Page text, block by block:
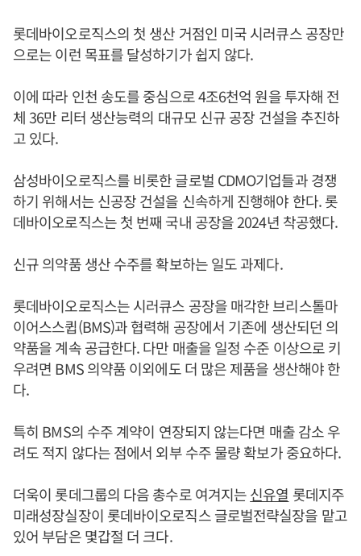
롯데바이오로직스의 첫 생산 거점인 미국 시러큐스 공장만
으로는 이런 목표를 달성하기가 쉽지 않다.
이에 따라 인천 송도를 중심으로 4조6천억 원을 투자해 전
체 36만 리터 생산능력의 대규모 신규 공장 건설을 추진하
고 있다.
삼성바이오로직스를 비롯한 글로벌 CDMO기업들과 경쟁
하기 위해서는 신공장 건설을 신속하게 진행해야 한다. 롯
데바이오로직스는 첫 번째 국내 공장을 2024년 착공했다.
신규 의약품 생산 수주를 확보하는 일도 과제다.
롯데바이오로직스는 시러큐스 공장을 매각한 브리스톨마
이어스스큅(BMS)과 협력해 공장에서 기존에 생산되던 의
약품을 계속 공급한다. 다만 매출을 일정 수준 이상으로 키
우려면 BMS 의약품 이외에도 더 많은 제품을 생산해야 한
다.
특히 BMS의 수주 계약이 연장되지 않는다면 매출 감소 우
려도 적지 않다는 점에서 외부 수주 물량 확보가 중요하다.
더욱이 롯데그룹의 다음 총수로 여겨지는신유열 롯데지주
미래성장실장이 롯데바이오로직스 글로벌전략실장을 맡고
있어 부담은 몇갑절 더 크다.